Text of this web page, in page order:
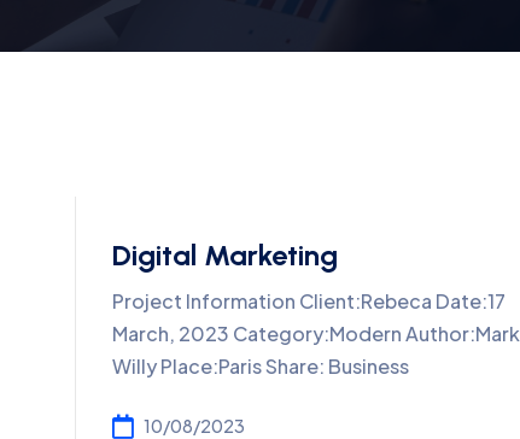
Digital Marketing
Project Information Client:Rebeca Date:17
March, 2023 Category:Modern Author:Mark
Willy Place:Paris Share: Business
10/08/2023